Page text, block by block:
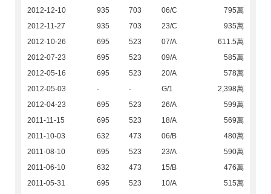
2012-12-10
935 703 06/C
795萬
2012-11-27
935 703 23/C
935萬
2012-10-26
695 523 07/A
611.5萬
2012-07-23
695 523 09/A
585萬
2012-05-16
695 523 20/A
578萬
2012-05-03
- - G/1
2,398萬
2012-04-23
695 523 26/A
599萬
2011-11-15
695 523 18/A
569萬
2011-10-03
632 473 06/B
480萬
2011-08-10
695 523 23/A
590萬
2011-06-10
632 473 15/B
476萬
2011-05-31
695 523 10/A
515萬